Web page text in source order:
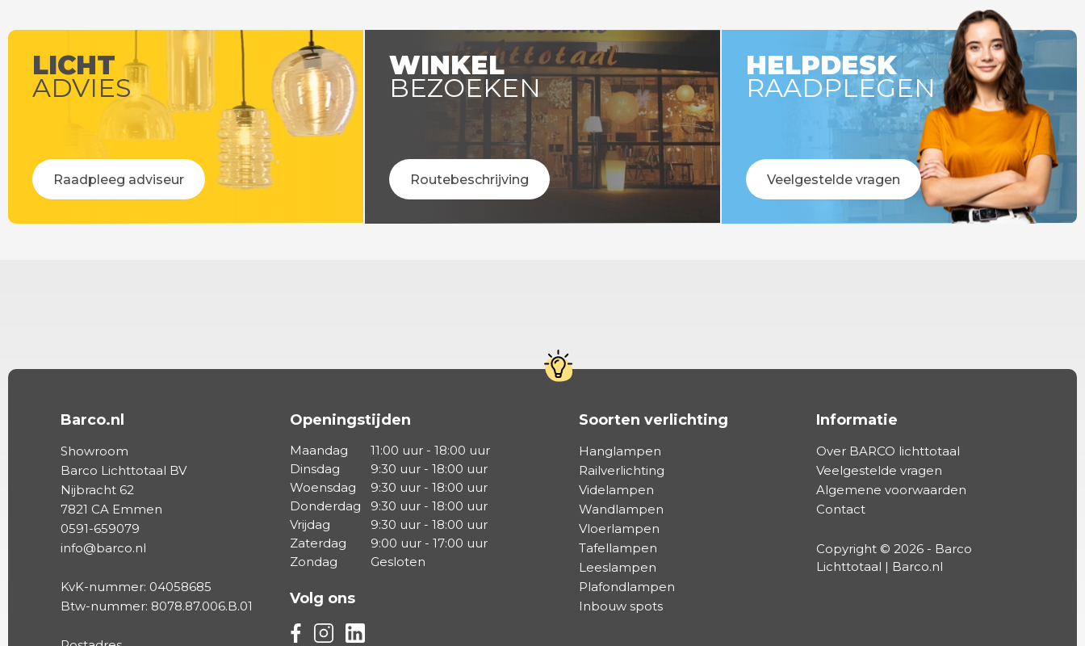
Op werkdagen voor 14:00 uur besteld =
vandaag verstuurd!
LICHT
ADVIES
Raadpleeg adviseur
WINKEL
BEZOEKEN
Routebeschrijving
HELPDESK
RAADPLEGEN
Veelgestelde vragen
Barco.nl
Showroom
Barco Lichttotaal BV
Nijbracht 62
7821 CA Emmen
0591-659079
info@barco.nl
KvK-nummer: 04058685
Btw-nummer: 8078.87.006.B.01
Openingstijden
Maandag
11:00 uur - 18:00 uur
Dinsdag
9:30 uur - 18:00 uur
Woensdag
9:30 uur - 18:00 uur
Donderdag
9:30 uur - 18:00 uur
Vrijdag
9:30 uur - 18:00 uur
Zaterdag
9:00 uur - 17:00 uur
Zondag
Gesloten
Volg ons
Volg ons via Facebook
Volg ons via Instagram
Volg ons via Linkedin
Soorten verlichting
Hanglampen
Railverlichting
Videlampen
Wandlampen
Vloerlampen
Tafellampen
Leeslampen
Plafondlampen
Inbouw spots
Informatie
Over BARCO lichttotaal
Veelgestelde vragen
Algemene voorwaarden
Contact
Copyright © 2026 - Barco
Lichttotaal | Barco.nl